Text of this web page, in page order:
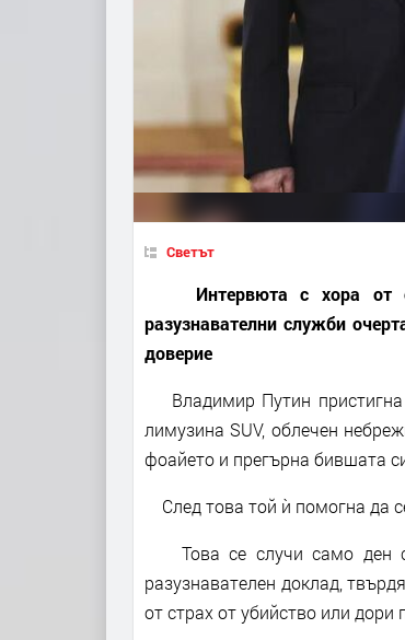
Светът
Интервюта с хора от
разузнавателни служби
доверие
Владимир Путин пристигна
лимузина SUV, облечен
фоайето и прегърна бившата
След това той ѝ помогна да
Това се случи само ден
разузнавателен доклад,
от страх от убийство или дори